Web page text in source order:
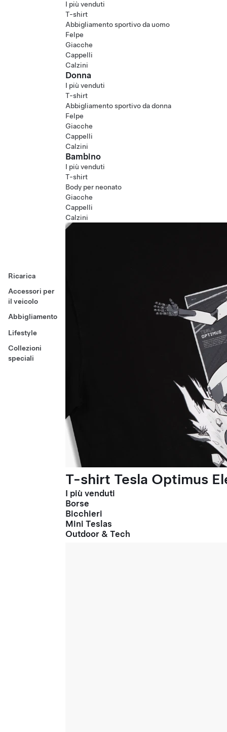
Ricarica
Accessori per
il veicolo
Abbigliamento
Lifestyle
Collezioni
speciali
I più venduti
T-shirt
Abbigliamento sportivo da uomo
Felpe
Giacche
Cappelli
Calzini
Donna
I più venduti
T-shirt
Abbigliamento sportivo da donna
Felpe
Giacche
Cappelli
Calzini
Bambino
I più venduti
T-shirt
Body per neonato
Giacche
Cappelli
Calzini
T-shirt Tesla Optimus
I più venduti
Borse
Bicchieri
Mini Teslas
Outdoor & Tech